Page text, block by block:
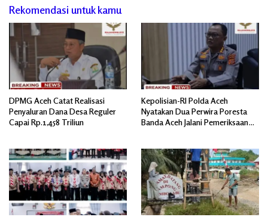
Rekomendasi untuk kamu
DPMG Aceh Catat Realisasi
Penyaluran Dana Desa Reguler
Capai Rp.1,458 Triliun
Kepolisian-RI Polda Aceh
Nyatakan Dua Perwira Poresta
Banda Aceh Jalani Pemeriksaan